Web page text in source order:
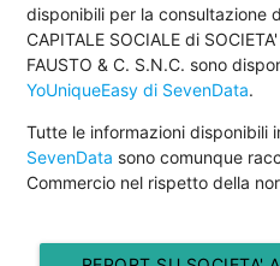
disponibili per la consultazione
CAPITALE SOCIALE di
FAUSTO & C. S.N.C. sono
YoUniqueEasy di SevenData.
Tutte le informazioni disponibili
SevenData sono comunque
Commercio nel rispetto della